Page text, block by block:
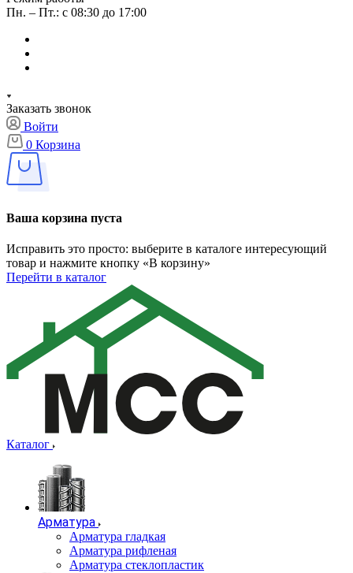
Пн. – Пт.: с 08:30 до 17:00
Заказать звонок
Войти
0 Корзина
Ваша корзина пуста
Исправить это просто: выберите в каталоге интересующий
товар и нажмите кнопку «В корзину»
Перейти в каталог
Каталог
Арматура
Арматура гладкая
Арматура рифленая
Арматура стеклопластик